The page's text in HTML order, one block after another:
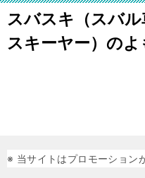
スバスキ（スバル
スキーヤー）の
※ 当サイトはプロモーション